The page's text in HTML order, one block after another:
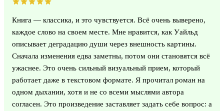
Книга — классика, и это чувствуется. Всё очень выверено,
каждое слово на своем месте. Мне нравится, как Уайльд
описывает деградацию души через внешность картины.
Сначала изменения едва заметны, потом они становятся всё
ужаснее. Это очень сильный визуальный прием, который
работает даже в текстовом формате. Я прочитал роман на
одном дыхании, хотя и не со всеми мыслями автора
согласен. Это произведение заставляет задать себе вопрос: а